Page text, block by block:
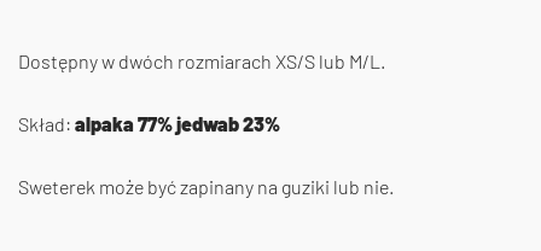
Dostępny w dwóch rozmiarach XS/S lub M/L.
Skład: alpaka 77% jedwab 23%
Sweterek może być zapinany na guziki lub nie.